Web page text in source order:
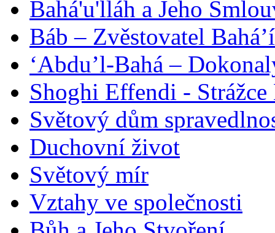
Bahá'u'lláh a Jeho
Báb – Zvěstovatel
‘Abdu’l-Bahá –
Shoghi Effendi -
Světový dům
Duchovní život
Světový mír
Vztahy ve společnosti